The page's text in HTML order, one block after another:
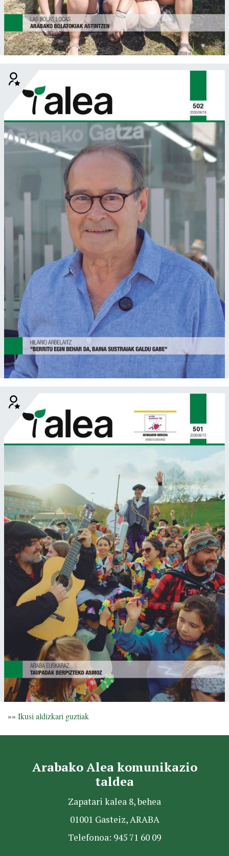
»» Ikusi aldizkari guztiak
Arabako Alea komunikazio
taldea
Zapatari kalea 8, behea
01001 Gasteiz, ARABA
Telefonoa: 945 71 60 09